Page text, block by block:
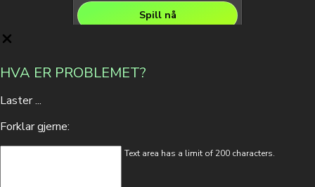
Spill nå
HVA ER PROBLEMET?
Laster ...
Forklar gjerne:
Text area has a limit of 200 characters.